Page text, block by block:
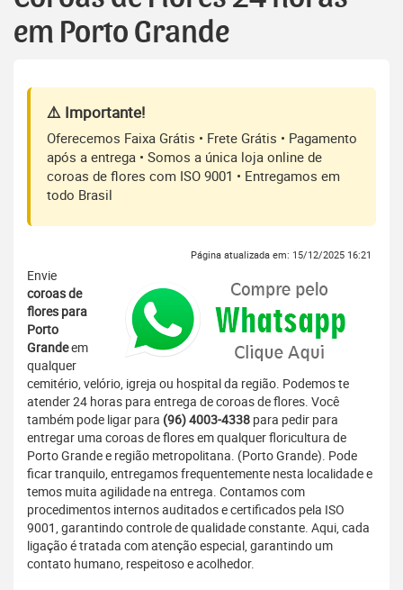
em Porto Grande
⚠️ Importante!
Oferecemos Faixa Grátis • Frete Grátis • Pagamento
após a entrega • Somos a única loja online de
coroas de flores com ISO 9001 • Entregamos em
todo Brasil
Página atualizada em: 15/12/2025 16:21
Envie
coroas de
flores para
Porto
Grandeem
qualquer
cemitério, velório, igreja ou hospital da região. Podemos te
atender 24 horas para entrega de coroas de flores. Você
também pode ligar para (96) 4003-4338 para pedir para
entregar uma coroas de flores em qualquer floricultura de
Porto Grande e região metropolitana. (Porto Grande). Pode
ficar tranquilo, entregamos frequentemente nesta localidade e
temos muita agilidade na entrega. Contamos com
procedimentos internos auditados e certificados pela ISO
9001, garantindo controle de qualidade constante. Aqui, cada
ligação é tratada com atenção especial, garantindo um
contato humano, respeitoso e acolhedor.